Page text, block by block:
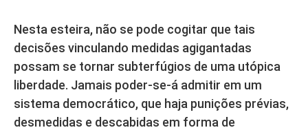
Nesta esteira, não se pode cogitar que tais
decisões vinculando medidas agigantadas
possam se tornar subterfúgios de uma utópica
liberdade. Jamais poder-se-á admitir em um
sistema democrático, que haja punições prévias,
desmedidas e descabidas em forma de